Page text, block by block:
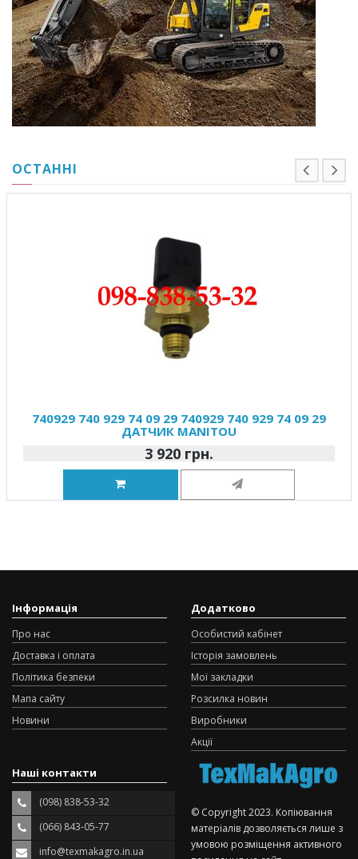
ОСТАННІ
740929 740 929 74 09 29 740929 740 929 74 09 29
ДАТЧИК MANITOU
3 920 грн.
Інформація
Про нас
Доставка і оплата
Політика безпеки
Мапа сайту
Новини
Додатково
Особистий кабінет
Історія замовлень
Мої закладки
Розсилка новин
Виробники
Акції
Наші контакти
(098) 838-53-32
(066) 843-05-77
info@texmakagro.in.ua
© Copyright 2023. Копіювання
матеріалів дозволяється лише з
умовою розміщення активного